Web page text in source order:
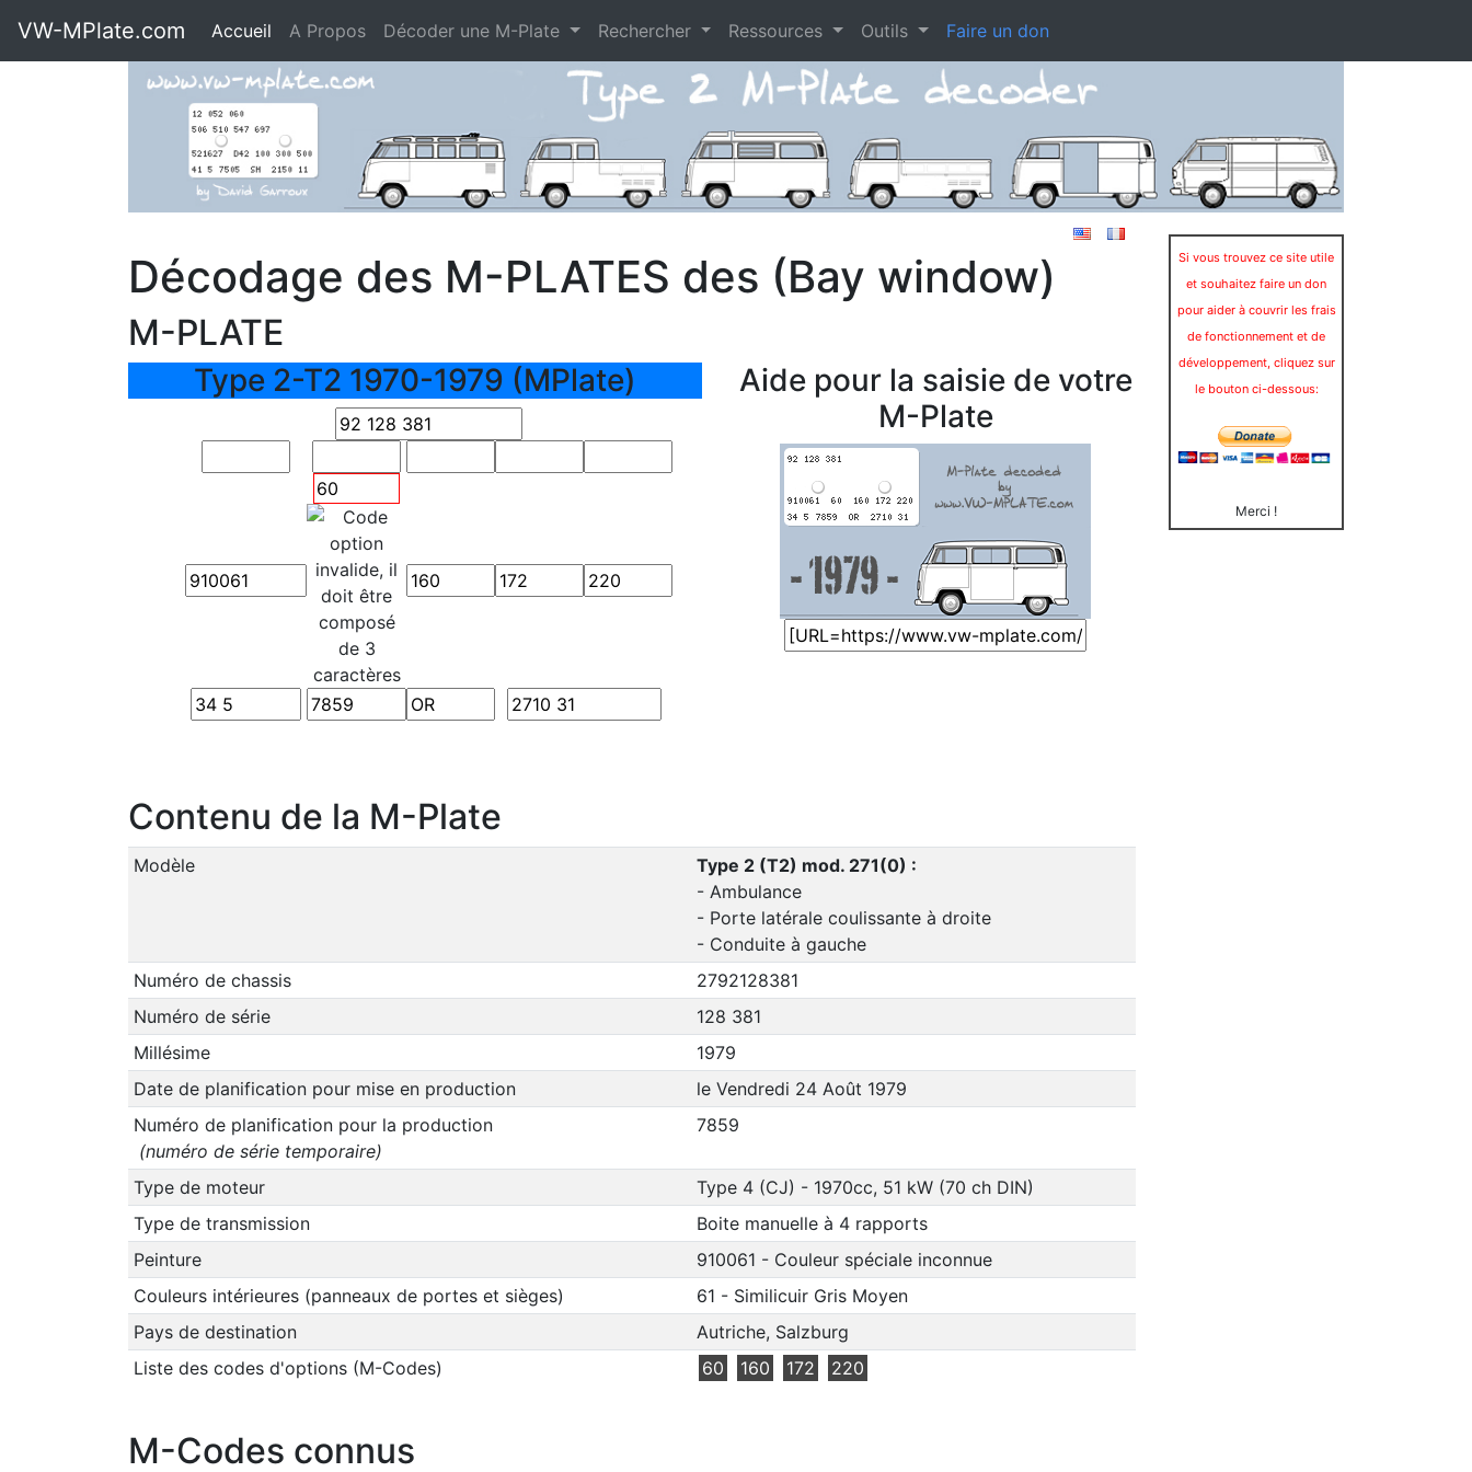
VW-MPlate.com Accueil A Propos Décoder une M-Plate Rechercher Ressources Outils Faire un don
Décodage des M-PLATES des (Bay window)
M-PLATE
Type 2-T2 1970-1979 (MPlate)
Aide pour la saisie de votre
M-Plate
Contenu de la M-Plate
Modèle
Type 2 (T2) mod. 271(0) :
- Ambulance
- Porte latérale coulissante à droite
- Conduite à gauche
Numéro de chassis
2792128381
Numéro de série
128 381
Millésime
1979
Date de planification pour mise en production
le Vendredi 24 Août 1979
Numéro de planification pour la production
(numéro de série temporaire)
7859
Type de moteur
Type 4 (CJ) - 1970cc, 51 kW (70 ch DIN)
Type de transmission
Boite manuelle à 4 rapports
Peinture
910061 - Couleur spéciale inconnue
Couleurs intérieures (panneaux de portes et sièges)
61 - Similicuir Gris Moyen
Pays de destination
Autriche, Salzburg
Liste des codes d'options (M-Codes)
60 160 172 220
M-Codes connus
Si vous trouvez ce site utile
et souhaitez faire un don
pour aider à couvrir les frais
de fonctionnement et de
développement, cliquez sur
le bouton ci-dessous:
Merci !